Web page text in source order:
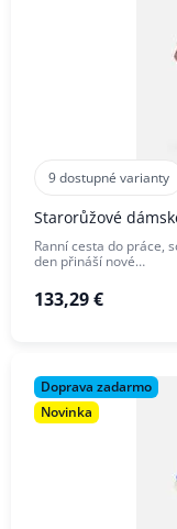
9 dostupné varianty
Starorůžové
Ranní cesta do práce,
den přináší nové…
133,29 €
Doprava zadarmo
Novinka